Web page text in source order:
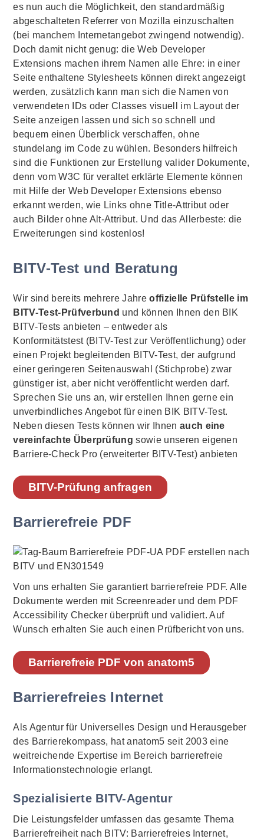
es nun auch die Möglichkeit, den standardmäßig
abgeschalteten Referrer von Mozilla einzuschalten
(bei manchem Internetangebot zwingend notwendig).
Doch damit nicht genug: dieWeb Developer
Extensions machen ihrem Namen alle Ehre: in einer
Seite enthaltene Stylesheets können direkt angezeigt
werden, zusätzlich kann man sich die Namen von
verwendeten
IDs oderClasses visuell im Layoutder
Seite anzeigen lassen und sich so schnell und
bequem einen Überblick verschaffen, ohne
stundelang im Code zu wühlen. Besonders hilfreich
sind die Funktionen zur Erstellung valider Dokumente,
denn vom W3C für veraltet erklärte Elemente können
mit Hilfe der Web Developer Extensions ebenso
erkannt werden, wie Links ohneTitle-Attribut oder
auch Bilder ohne Alt-Attribut. Und das Allerbeste: die
Erweiterungen sind kostenlos!
BITV-Test und Beratung
Wir sind bereits mehrere Jahreoffizielle Prüfstelle im
BITV-Test-Prüfverbund und können Ihnen den BIK
BITV-Tests anbieten – entweder als
Konformitätstest (BITV-Test zur Veröffentlichung) oder
einen Projekt begleitenden BITV-Test, der aufgrund
einer geringeren Seitenauswahl (Stichprobe) zwar
günstiger ist, aber nicht veröffentlicht werden darf.
Sprechen Sie uns an, wir erstellen Ihnen gerne ein
unverbindliches Angebot für einen BIK BITV-Test.
Neben diesen Tests können wir Ihnen auch eine
vereinfachte Überprüfung sowie unseren eigenen
Barriere-Check Pro (erweiterter BITV-Test) anbieten
BITV-Prüfung anfragen
Barrierefreie PDF
Von uns erhalten Sie garantiert barrierefreie PDF. Alle
Dokumente werden mit Screenreader und dem PDF
Accessibility Checker überprüft und validiert. Auf
Wunsch erhalten Sie auch einen Prüfbericht von uns.
Barrierefreie PDF von anatom5
Barrierefreies Internet
Als Agentur für Universelles Design und Herausgeber
des Barrierekompass, hat anatom5 seit 2003 eine
weitreichende Expertise im Bereich barrierefreie
Informationstechnologie erlangt.
Spezialisierte BITV-Agentur
Die Leistungsfelder umfassen das gesamte Thema
Barrierefreiheit nach BITV: Barrierefreies Internet,